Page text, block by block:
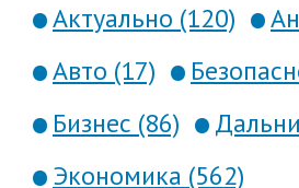
Актуально (120)
Авто (17)
Бизнес (86)
Экономика (562)